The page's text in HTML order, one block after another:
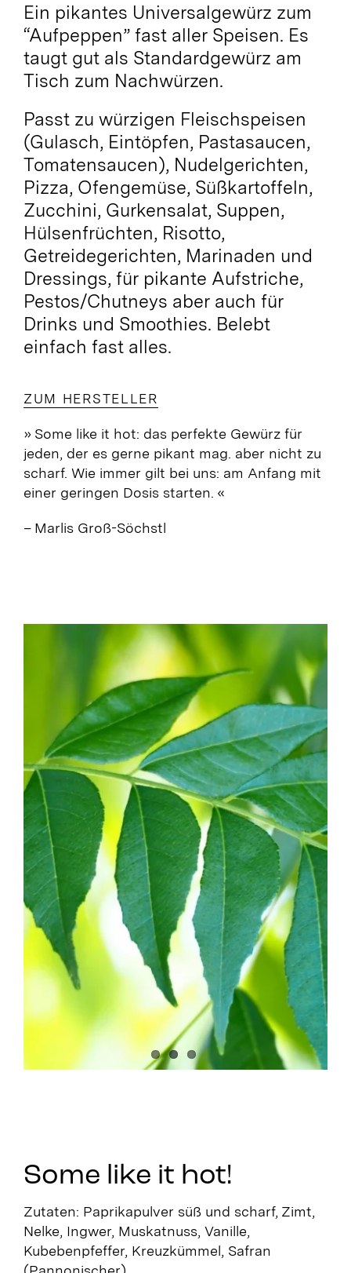
Ein pikantes Universalgewürz zum
“Aufpeppen” fast aller Speisen. Es
taugt gut als Standardgewürz am
Tisch zum Nachwürzen.
Passt zu würzigen Fleischspeisen
(Gulasch, Eintöpfen, Pastasaucen,
Tomatensaucen), Nudelgerichten,
Pizza, Ofengemüse, Süßkartoffeln,
Zucchini, Gurkensalat, Suppen,
Hülsenfrüchten, Risotto,
Getreidegerichten, Marinaden und
Dressings, für pikante Aufstriche,
Pestos/Chutneys aber auch für
Drinks und Smoothies. Belebt
einfach fast alles.
ZUM HERSTELLER
» Some like it hot: das perfekte Gewürz für
jeden, der es gerne pikant mag. aber nicht zu
scharf. Wie immer gilt bei uns: am Anfang mit
einer geringen Dosis starten. «
– Marlis Groß-Söchstl
Some like it hot!
Zutaten: Paprikapulver süß und scharf, Zimt,
Nelke, Ingwer, Muskatnuss, Vanille,
Kubebenpfeffer, Kreuzkümmel, Safran